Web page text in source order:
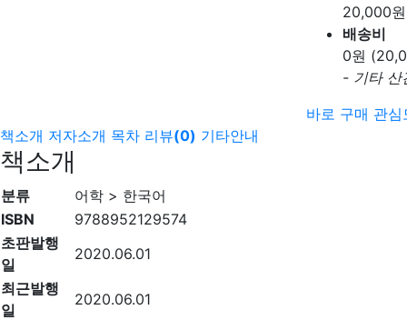
20,000원
배송비
0원
- 기타 산
바로 구매 관심
책소개 저자소개 목차 리뷰(0) 기타안내
책소개
분류
어학 > 한국어
ISBN
9788952129574
초판발행
일
2020.06.01
최근발행
일
2020.06.01